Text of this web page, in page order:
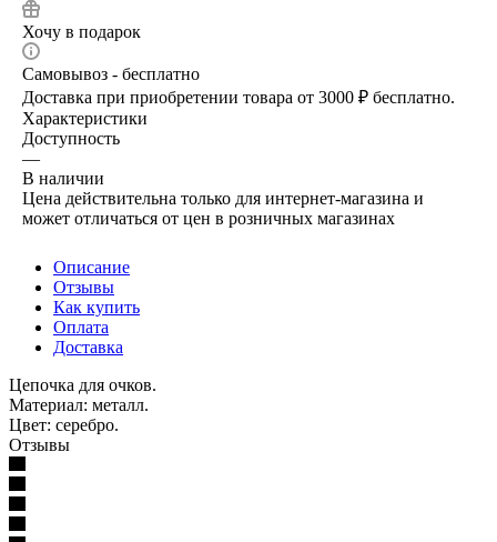
Хочу в подарок
Самовывоз - бесплатно
Доставка при приобретении товара от 3000 ₽ бесплатно.
Характеристики
Доступность
—
В наличии
Цена действительна только для интернет-магазина и
может отличаться от цен в розничных магазинах
Описание
Отзывы
Как купить
Оплата
Доставка
Цепочка для очков.
Материал: металл.
Цвет: серебро.
Отзывы